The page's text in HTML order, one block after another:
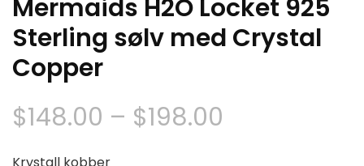
Mermaids H2O Locket 925
Sterling sølv med Crystal
Copper
$148.00 – $198.00